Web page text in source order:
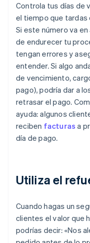
Controla tus días de
el tiempo que tardas
Si este número va
de endurecer tu
tengan errores y
entender. Si algo
de vencimiento,
pago), podría dar a
retrasar el pago.
ayuda: algunos
reciben facturas a
día de pago.
Utiliza el
Cuando hagas un
clientes el valor que
podrías decir: «Nos